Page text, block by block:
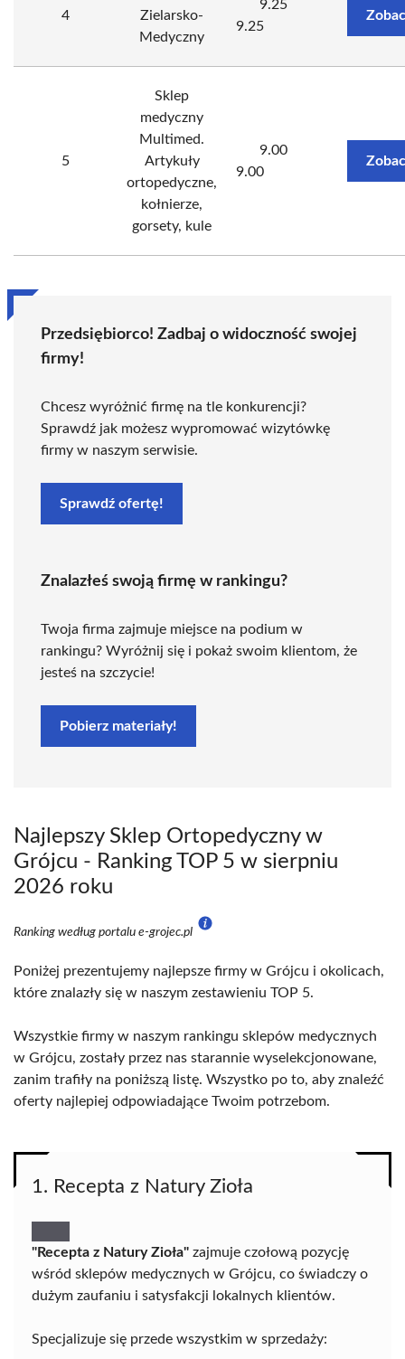
4
Zielarsko-
Medyczny
9.25
9.25
5
Sklep
medyczny
Multimed.
Artykuły
ortopedyczne,
kołnierze,
gorsety, kule
9.00
9.00
Przedsiębiorco! Zadbaj o widoczność swojej
firmy!
Chcesz wyróżnić firmę na tle konkurencji?
Sprawdź jak możesz wypromować wizytówkę
firmy w naszym serwisie.
Sprawdź ofertę!
Znalazłeś swoją firmę w rankingu?
Twoja firma zajmuje miejsce na podium w
rankingu? Wyróżnij się i pokaż swoim klientom, że
jesteś na szczycie!
Pobierz materiały!
Najlepszy Sklep Ortopedyczny w
Grójcu - Ranking TOP 5 w sierpniu
2026 roku
Ranking według portalu e-grojec.pl
Poniżej prezentujemy najlepsze firmy w Grójcu i okolicach,
które znalazły się w naszym zestawieniu TOP 5.
Wszystkie firmy w naszym rankingu sklepów medycznych
w Grójcu, zostały przez nas starannie wyselekcjonowane,
zanim trafiły na poniższą listę. Wszystko po to, aby znaleźć
oferty najlepiej odpowiadające Twoim potrzebom.
1. Recepta z Natury Zioła
"Recepta z Natury Zioła" zajmuje czołową pozycję
wśród sklepów medycznych w Grójcu, co świadczy o
dużym zaufaniu i satysfakcji lokalnych klientów.
Specjalizuje się przede wszystkim w sprzedaży: